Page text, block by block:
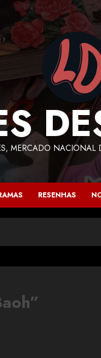
MERCADO NACIONAL
RESENHAS